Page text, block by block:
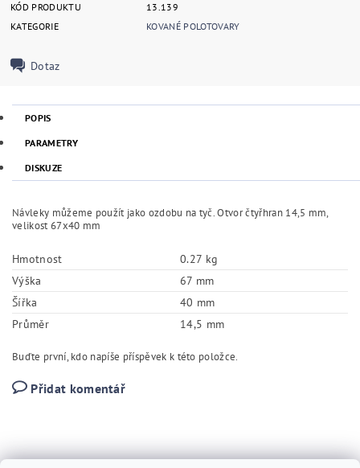
KÓD PRODUKTU
13.139
KATEGORIE
KOVANÉ POLOTOVARY
Dotaz
POPIS
PARAMETRY
DISKUZE
Návleky můžeme použít jako ozdobu na tyč. Otvor čtyřhran 14,5 mm,
velikost 67x40 mm
Hmotnost
0.27 kg
Výška
67 mm
Šířka
40 mm
Průměr
14,5 mm
Buďte první, kdo napíše příspěvek k této položce.
Přidat komentář